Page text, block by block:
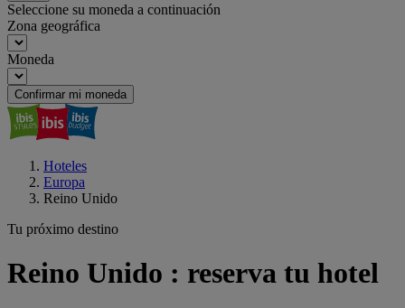
Seleccione su moneda a continuación
Zona geográfica
Moneda
Confirmar mi moneda
Hoteles
Europa
Reino Unido
Tu próximo destino
Reino Unido : reserva tu hotel